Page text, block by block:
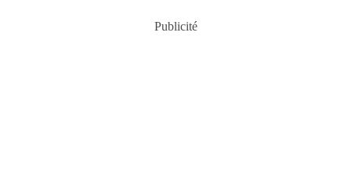
Publicité